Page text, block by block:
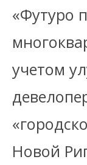
«Футуро
учетом
Новой